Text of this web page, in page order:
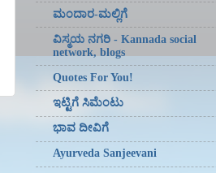
ಮಂದಾರ-ಮಲ್ಲಿಗೆ
ವಿಸ್ಮಯ ನಗರಿ - Kannada social
network, blogs
Quotes For You!
ಇಟ್ಟಿಗೆ ಸಿಮೆಂಟು
ಭಾವ ದೀವಿಗೆ
Ayurveda Sanjeevani